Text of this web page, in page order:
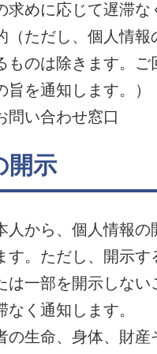
求めに応じて遅滞な
（ただし、個人情
ものは除きます。
を通知します。）
問い合わせ窓口
開示
人から、個人情報
す。ただし、開示
は一部を開示しな
く通知します。
の生命、身体、財